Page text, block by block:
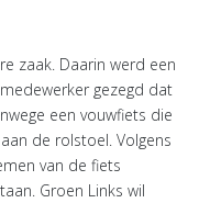
zaak. Daarin werd een
gezegd dat
een vouwfiets die
de rolstoel. Volgens
van de fiets
Groen Links wil